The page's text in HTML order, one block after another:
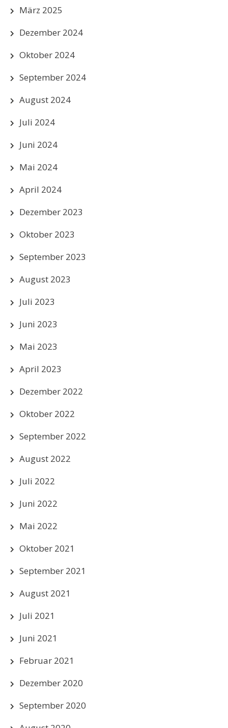
März 2025
Dezember 2024
Oktober 2024
September 2024
August 2024
Juli 2024
Juni 2024
Mai 2024
April 2024
Dezember 2023
Oktober 2023
September 2023
August 2023
Juli 2023
Juni 2023
Mai 2023
April 2023
Dezember 2022
Oktober 2022
September 2022
August 2022
Juli 2022
Juni 2022
Mai 2022
Oktober 2021
September 2021
August 2021
Juli 2021
Juni 2021
Februar 2021
Dezember 2020
September 2020